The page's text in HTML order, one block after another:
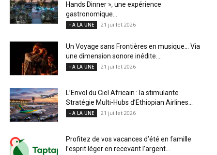
Hands Dinner », une expérience
gastronomique...
- A LA UNE 21 juillet 2026
Un Voyage sans Frontières en musique… Via
une dimension sonore inédite....
- A LA UNE 21 juillet 2026
L’Envol du Ciel Africain : la stimulante
Stratégie Multi-Hubs d’Ethiopian Airlines...
- A LA UNE 21 juillet 2026
Profitez de vos vacances d’été en famille
l’esprit léger en recevant l’argent...